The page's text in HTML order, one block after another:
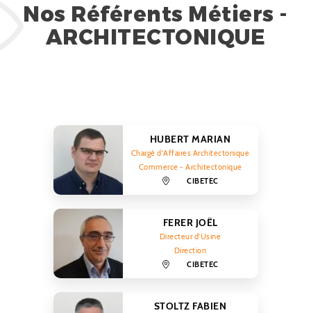
Nos Référents Métiers -
ARCHITECTONIQUE
HUBERT MARIAN
Chargé d'Affaires Architectonique
Commerce - Architectonique
CIBETEC
FERER JOËL
Directeur d'Usine
Direction
CIBETEC
STOLTZ FABIEN